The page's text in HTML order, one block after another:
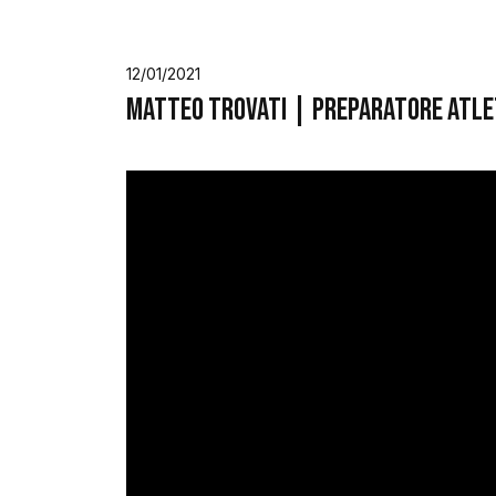
12/01/2021
Matteo Trovati | preparatore